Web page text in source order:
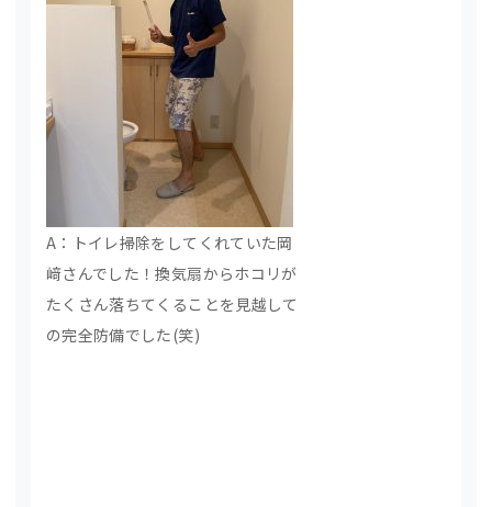
A：トイレ掃除をしてくれていた岡
﨑さんでした！換気扇からホコリが
たくさん落ちてくることを見越して
の完全防備でした(笑)